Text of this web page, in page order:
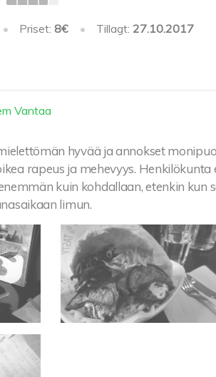
• Priset:8€ • Tillagt: 27.10.2017
Vantaa
hyvää ja annokset
rapeus ja mehevyys.
kuin kohdallaan, etenkin kun
limun.